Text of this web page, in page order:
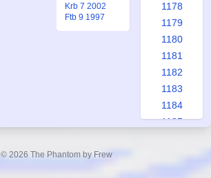
Krb 7 2002
Ftb 9 1997
1178
1179
1180
1181
1182
1183
1184
1185
© 2026 The Phantom by Frew